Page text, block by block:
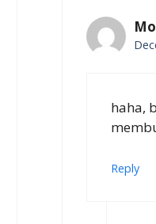
haha,
Reply